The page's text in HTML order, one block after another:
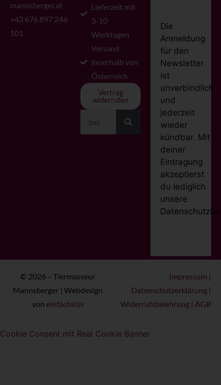
mannsberger.at
+43 676 897 246
101
Lieferzeit mit
3-10
Werktagen
Versand
innerhalb von
Österreich
Vertrag
widerrufen
Die
Anmeldung
für den
Newsletter
ist
unverbindlich
und
jederzeit
wieder
kündbar. Mit
deiner
Eintragung
akzeptierst
du lediglich
unsere
© 2026 – Tiermasseur
Mannsberger | Webdesign
von einfachkiss
Impressum |
Datenschutzerklärung |
Widerrufsbelehrung | AGB
Cookie Consent mit Real Cookie Banner